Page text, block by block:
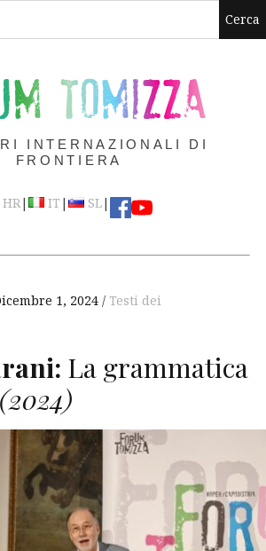
TOMIZZA
INTERNAZIONALI DI
FRONTIERA
| IT | SL|
1, 2024
Testi dei
La grammatica
(2024)